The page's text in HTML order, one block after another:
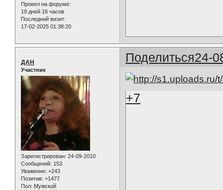
Провел на форуме:
19 дней 16 часов
Последний визит:
17-02-2025 01:38:20
Поделиться24-
ДАН
Участник
Зарегистрирован: 24-09-2010
Сообщений: 153
Уважение: +243
Позитив: +1477
Пол: Мужской
+7